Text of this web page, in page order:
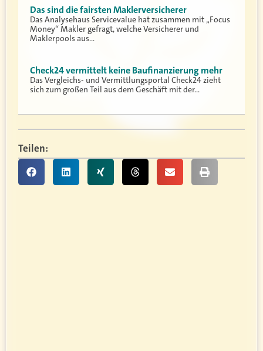
Das sind die fairsten Maklerversicherer
Das Analysehaus Servicevalue hat zusammen mit „Focus
Money“ Makler gefragt, welche Versicherer und
Maklerpools aus…
Check24 vermittelt keine Baufinanzierung mehr
Das Vergleichs- und Vermittlungsportal Check24 zieht
sich zum großen Teil aus dem Geschäft mit der…
Teilen: